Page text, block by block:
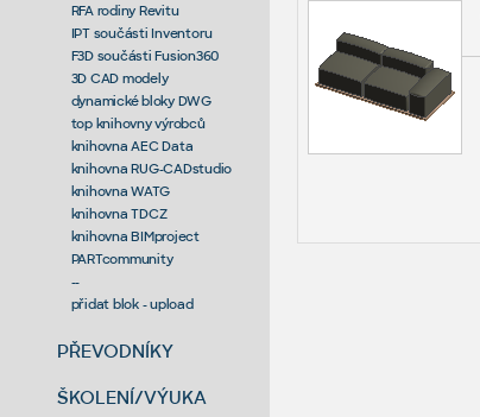
RFA rodiny Revitu
IPT součásti Inventoru
F3D součásti Fusion360
3D CAD modely
dynamické bloky DWG
top knihovny výrobců
knihovna AEC Data
knihovna RUG-CADstudio
knihovna WATG
knihovna TDCZ
knihovna BIMproject
PARTcommunity
--
přidat blok - upload
PŘEVODNÍKY
ŠKOLENÍ/VÝUKA